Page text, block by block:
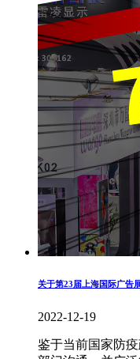
关于第23届上海国际广告
2022-12-19
鉴于当前国家防